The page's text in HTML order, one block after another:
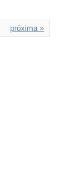
próxima »